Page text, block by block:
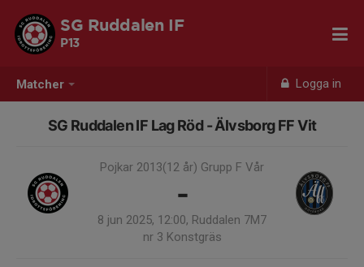
Matcher Logga in
SG Ruddalen IF
P13
SG Ruddalen IF Lag Röd - Älvsborg FF Vit
Pojkar 2013(12 år) Grupp F Vår
-
8 jun 2025, 12:00, Ruddalen 7M7
nr 3 Konstgräs